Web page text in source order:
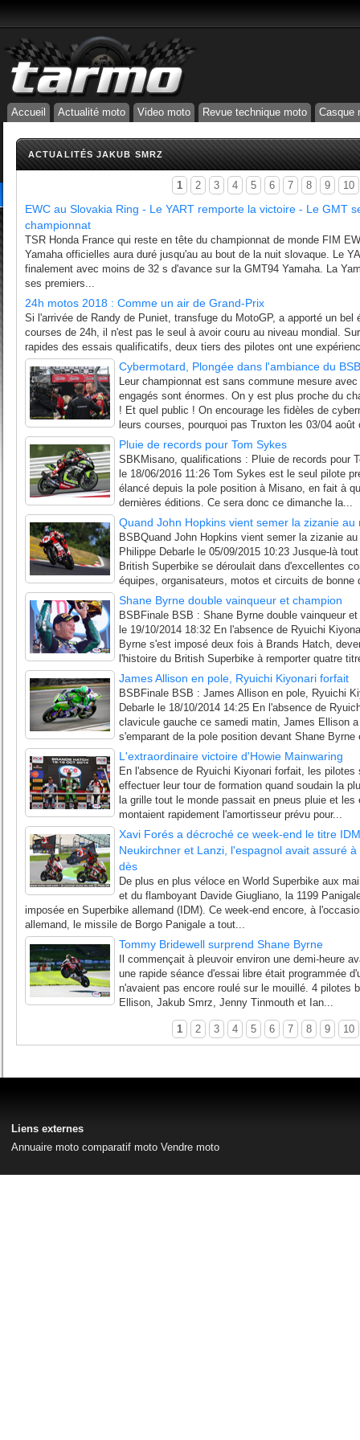
Accueil Actualité moto Video moto Revue technique moto Casque
ACTUALITÉS JAKUB SMRZ
1 2 3 4 5 6 7 8 9 10
EWC au Slovakia Ring - Le YART remporte la victoire - Le GMT
championnat
TSR Honda France qui reste en tête du championnat de monde FIM
Yamaha officielles aura duré jusqu'au au bout de la nuit slovaque. Le
finalement avec moins de 32 s d'avance sur la GMT94 Yamaha. La
ses premiers...
24h motos 2018 : Comme un air de Grand-Prix
Si l'arrivée de Randy de Puniet, transfuge du MotoGP, a apporté un
courses de 24h, il n'est pas le seul à avoir couru au niveau mondial.
rapides des essais qualificatifs, deux tiers des pilotes ont une
Cybermotard, Plongée dans l'ambiance du
Leur championnat est sans commune mesure
engagés sont énormes. On y est plus proche du
! Et quel public ! On encourage les fidèles de
leurs courses, pourquoi pas Truxton les 03/04 août
Pluie de records pour Tom Sykes
SBKMisano, qualifications : Pluie de records pour
le 18/06/2016 11:26 Tom Sykes est le seul pilote
élancé depuis la pole position à Misano, en fait à
dernières éditions. Ce sera donc ce dimanche la...
Quand John Hopkins vient semer la zizanie au
BSBQuand John Hopkins vient semer la zizanie
Philippe Debarle le 05/09/2015 10:23 Jusque-là
British Superbike se déroulait dans d'excellentes
équipes, organisateurs, motos et circuits de bonne
Shane Byrne double vainqueur et champion
BSBFinale BSB : Shane Byrne double vainqueur
le 19/10/2014 18:32 En l'absence de Ryuichi
Byrne s'est imposé deux fois à Brands Hatch,
l'histoire du British Superbike à remporter quatre
James Allison en pole, Ryuichi Kiyonari forfait
BSBFinale BSB : James Allison en pole, Ryuichi
Debarle le 18/10/2014 14:25 En l'absence de
clavicule gauche ce samedi matin, James Ellison
s'emparant de la pole position devant Shane Byrne
L'extraordinaire victoire d'Howie Mainwaring
En l'absence de Ryuichi Kiyonari forfait, les
effectuer leur tour de formation quand soudain la
la grille tout le monde passait en pneus pluie et
montaient rapidement l'amortisseur prévu pour...
Xavi Forés a décroché ce week-end le titre
Neukirchner et Lanzi, l'espagnol avait assuré
dès
De plus en plus véloce en World Superbike aux
et du flamboyant Davide Giugliano, la 1199
imposée en Superbike allemand (IDM). Ce week-end encore, à
allemand, le missile de Borgo Panigale a tout...
Tommy Bridewell surprend Shane Byrne
Il commençait à pleuvoir environ une demi-heure
une rapide séance d'essai libre était programmée
n'avaient pas encore roulé sur le mouillé. 4 pilotes
Ellison, Jakub Smrz, Jenny Tinmouth et Ian...
1 2 3 4 5 6 7 8 9 10
Liens externes
Annuaire moto comparatif moto Vendre moto